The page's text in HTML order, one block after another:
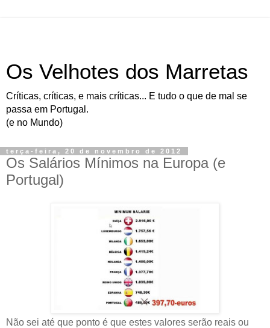
Os Velhotes dos Marretas
Críticas, críticas, e mais críticas... E tudo o que de mal se
passa em Portugal.
(e no Mundo)
terça-feira, 20 de novembro de 2012
Os Salários Mínimos na Europa (e
Portugal)
Não sei até que ponto é que estes valores serão reais ou